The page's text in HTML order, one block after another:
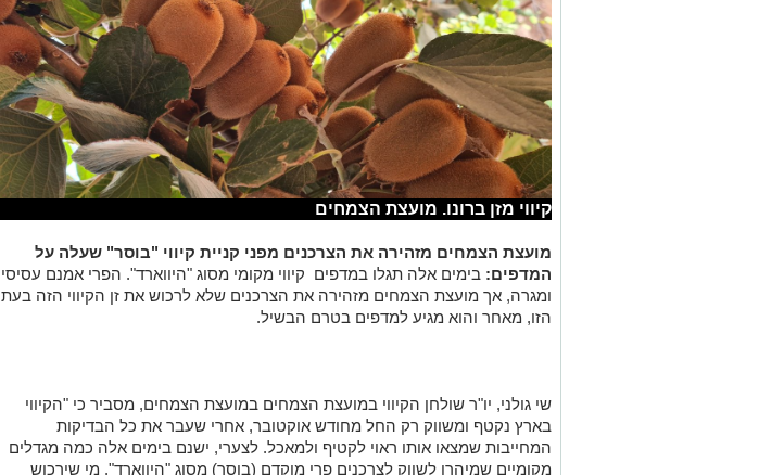
קיווי מזן ברונו. מועצת הצמחים
מועצת הצמחים מזהירה את הצרכנים מפני קניית קיווי "בוסר" שעלה על
המדפים: בימים אלה תגלו במדפים קיווי מקומי מסוג "היווארד". הפרי אמנם עסיסי
ומגרה, אך מועצת הצמחים מזהירה את הצרכנים שלא לרכוש את זן הקיווי הזה בעת
הזו, מאחר והוא מגיע למדפים בטרם הבשיל.
שי גולני, יו"ר שולחן הקיווי במועצת הצמחים במועצת הצמחים, מסביר כי "הקיווי
בארץ נקטף ומשווק רק החל מחודש אוקטובר, אחרי שעבר את כל הבדיקות
המחייבות שמצאו אותו ראוי לקטיף ולמאכל. לצערי, ישנם בימים אלה כמה מגדלים
מקומיים שמיהרו לשווק לצרכנים פרי מוקדם (בוסר) מסוג "היווארד". מי שירכוש